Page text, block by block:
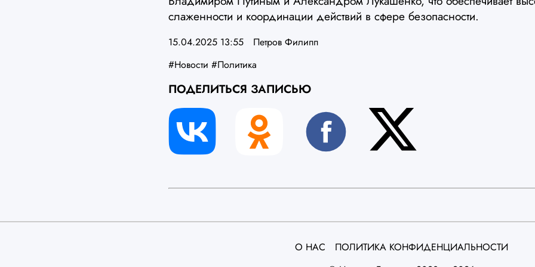
слаженности и координации действий в сфере безопасности.
15.04.2025 13:55
Петров Филипп
#Новости #Политика
ПОДЕЛИТЬСЯ ЗАПИСЬЮ
О НАС
ПОЛИТИКА КОНФИДЕНЦИАЛЬНОСТИ